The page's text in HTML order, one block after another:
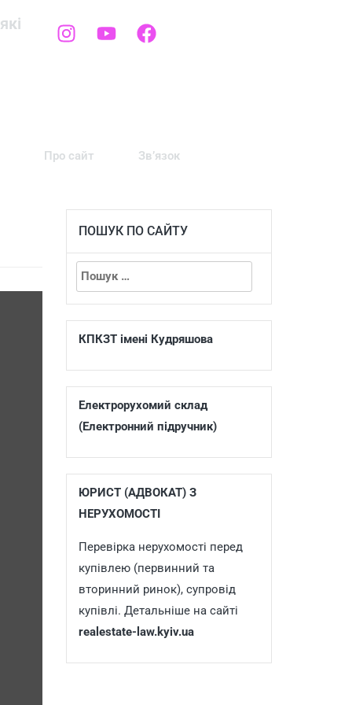
Про сайт Зв’язок
ПОШУК ПО САЙТУ
КПКЗТ імені Кудряшова
Електрорухомий склад
(Електронний підручник)
ЮРИСТ (АДВОКАТ) З
НЕРУХОМОСТІ
Перевірка нерухомості перед
купівлею (первинний та
вторинний ринок), супровід
купівлі. Детальніше на сайті
realestate-law.kyiv.ua